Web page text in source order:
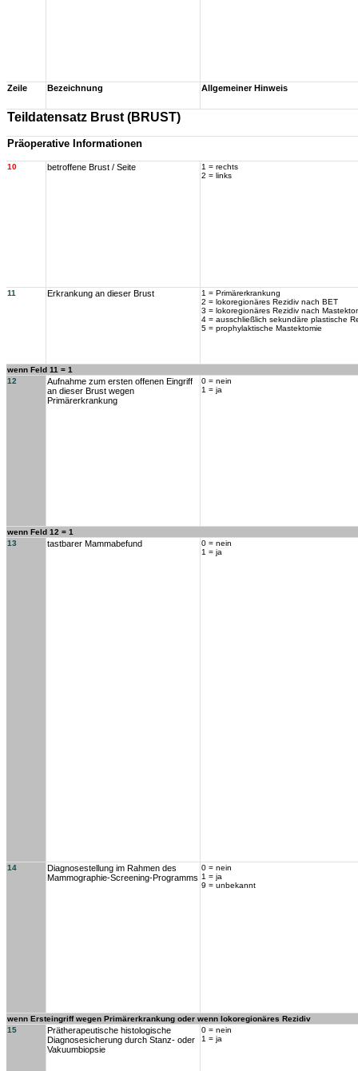
Zeile Bezeichnung Allgemeiner Hinweis
Teildatensatz Brust (BRUST)
Präoperative Informationen
10 betroffene Brust / Seite
1 = rechts
2 = links
11 Erkrankung an dieser Brust
1 = Primärerkrankung
2 = lokoregionäres Rezidiv nach BET
3 = lokoregionäres Rezidiv nach
4 = ausschließlich sekundäre plastische
5 = prophylaktische Mastektomie
wenn Feld 11 = 1
12
Aufnahme zum ersten offenen Eingriff
an dieser Brust wegen
Primärerkrankung
0 = nein
1 = ja
wenn Feld 12 = 1
13
tastbarer Mammabefund
0 = nein
1 = ja
14
Diagnosestellung im Rahmen des
Mammographie-Screening-Programms
0 = nein
1 = ja
9 = unbekannt
wenn Ersteingriff wegen Primärerkrankung oder wenn lokoregionäres Rezidiv
15
Prätherapeutische histologische
Diagnosesicherung durch Stanz- oder
Vakuumbiopsie
0 = nein
1 = ja